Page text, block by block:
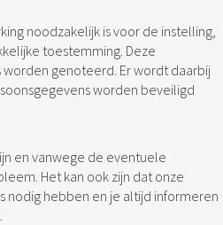
noodzakelijk is voor de instelling,
toestemming. Deze
genoteerd. Er wordt daarbij
worden beveiligd
en vanwege de eventuele
Het kan ook zijn dat onze
nodig hebben en je altijd informeren